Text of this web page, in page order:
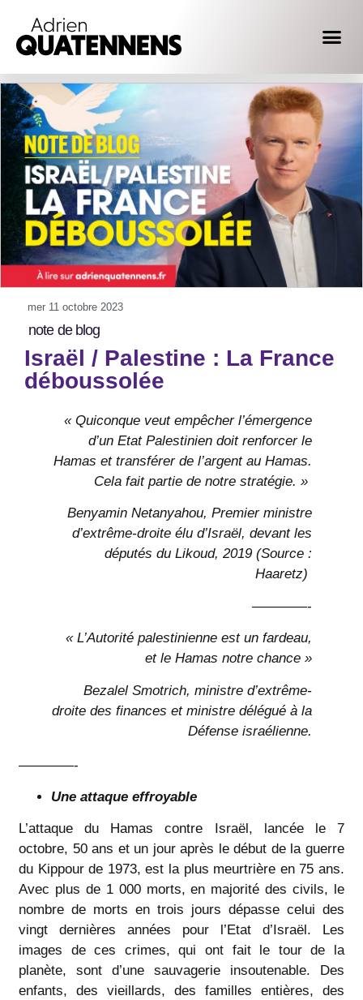
mer 11 octobre 2023
note de blog
Israël / Palestine : La France
déboussolée
« Quiconque veut empêcher l’émergence
d’un Etat Palestinien doit renforcer le
Hamas et transférer de l’argent au Hamas.
Cela fait partie de notre stratégie. »
Benyamin Netanyahou, Premier ministre
d’extrême-droite élu d’Israël, devant les
députés du Likoud, 2019 (Source :
Haaretz)
————-
« L’Autorité palestinienne est un fardeau,
et le Hamas notre chance »
Bezalel Smotrich, ministre d’extrême-
droite des finances et ministre délégué à la
Défense israélienne.
————-
Une attaque effroyable
L’attaque du Hamas contre Israël, lancée le 7
octobre, 50 ans et un jour après le début de la guerre
du Kippour de 1973, est la plus meurtrière en 75 ans.
Avec plus de 1 000 morts, en majorité des civils, le
nombre de morts en trois jours dépasse celui des
vingt dernières années pour l’Etat d’Israël. Les
images de ces crimes, qui ont fait le tour de la
planète, sont d’une sauvagerie insoutenable. Des
enfants, des vieillards, des familles entières, des